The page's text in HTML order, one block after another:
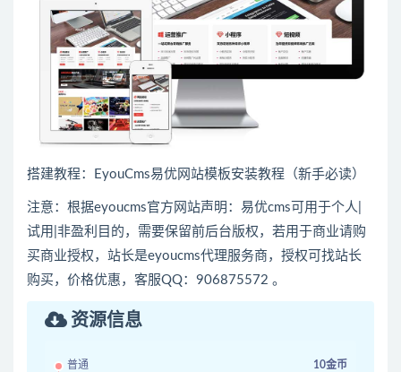
搭建教程： EyouCms易优网站模板安装教程（新手必读）
注意：根据eyoucms官方网站声明：易优cms可用于个人|
试用|非盈利目的，需要保留前后台版权，若用于商业请购
买商业授权，站长是eyoucms代理服务商，授权可找站长
购买，价格优惠，客服QQ：906875572 。
资源信息
普通 10金币